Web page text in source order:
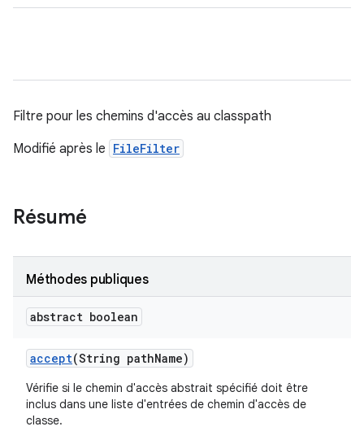
Filtre pour les chemins d'accès au classpath
Modifié après le FileFilter
Résumé
Méthodes publiques
abstract boolean
accept(String pathName)
Vérifie si le chemin d'accès abstrait spécifié doit être
inclus dans une liste d'entrées de chemin d'accès de
classe.